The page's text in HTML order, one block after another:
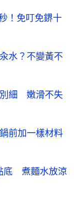
！免叮免鎅十
水？不變黃不
別細 嫩滑不失
前加一樣材料
底 煮麵水放涼